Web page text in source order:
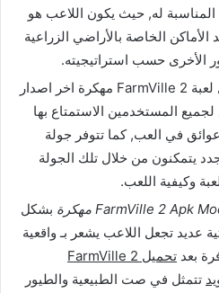
المناسبة له, حيث يكون اللاعب هو
الأماكن الخاصة بالأراضي الزراعية
الأخرى حسب استراتيجيته.
بعد تحميل لعبة FarmVille 2 مهكرة اخر اصدار
المستخدمين الاستمتاع بها
في العب, كما تتوفر جولة
يتمكنون من خلال تلك الجولة
وكيفية اللعب.
بشكل
عديد تجعل اللاعب يشعر بـ واقعية
بعد
تحميل FarmVille 2
تتمثل في صت الطبيعية والطيور